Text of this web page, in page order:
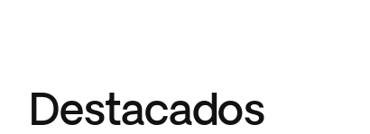
Destacados